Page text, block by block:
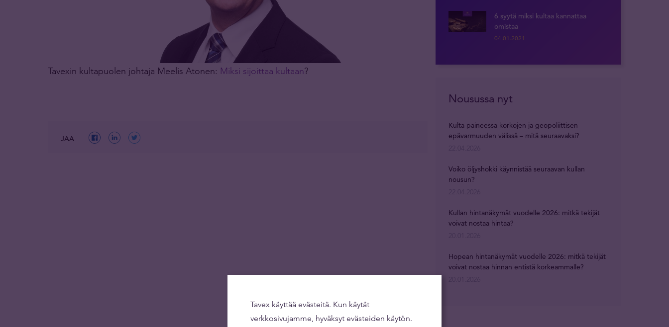
Tavexin kultapuolen johtaja Meelis Atonen: Miksi sijoittaa kultaan?
JAA
6 syytä miksi kultaa kannattaa
omistaa
04.01.2021
Nousussa nyt
Kulta paineessa korkojen ja geopoliittisen
epävarmuuden välissä – mitä seuraavaksi?
Voiko öljyshokki käynnistää seuraavan kullan
nousun?
Kullan hintanäkymät vuodelle 2026: mitkä tekijät
voivat nostaa hintaa?
Hopean hintanäkymät vuodelle 2026: mitkä tekijät
voivat nostaa hinnan entistä korkeammalle?
Tavex käyttää evästeitä. Kun käytät
verkkosivujamme, hyväksyt evästeiden käytön.